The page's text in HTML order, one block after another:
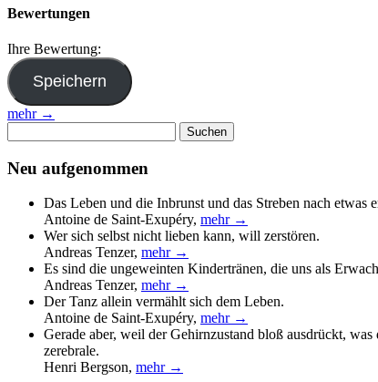
Bewertungen
Ihre Bewertung:
mehr →
nach:
Neu aufgenommen
Das Leben und die Inbrunst und das Streben nach
Antoine de Saint-Exupéry, mehr →
Wer sich selbst nicht lieben kann, will zerstören.
Andreas Tenzer, mehr →
Es sind die ungeweinten Kindertränen, die uns als
Andreas Tenzer, mehr →
Der Tanz allein vermählt sich dem Leben.
Antoine de Saint-Exupéry, mehr →
Gerade aber, weil der Gehirnzustand bloß ausdrückt,
zerebrale.
Henri Bergson, mehr →